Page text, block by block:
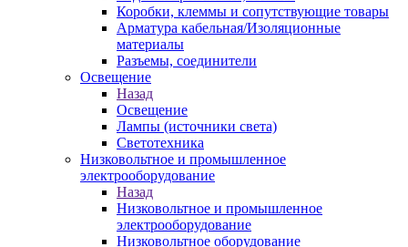
Коробки, клеммы и сопутствующие товары
Арматура кабельная/Изоляционные
материалы
Разъемы, соединители
Освещение
Назад
Освещение
Лампы (источники света)
Светотехника
Низковольтное и промышленное
электрооборудование
Назад
Низковольтное и промышленное
электрооборудование
Низковольтное оборудование